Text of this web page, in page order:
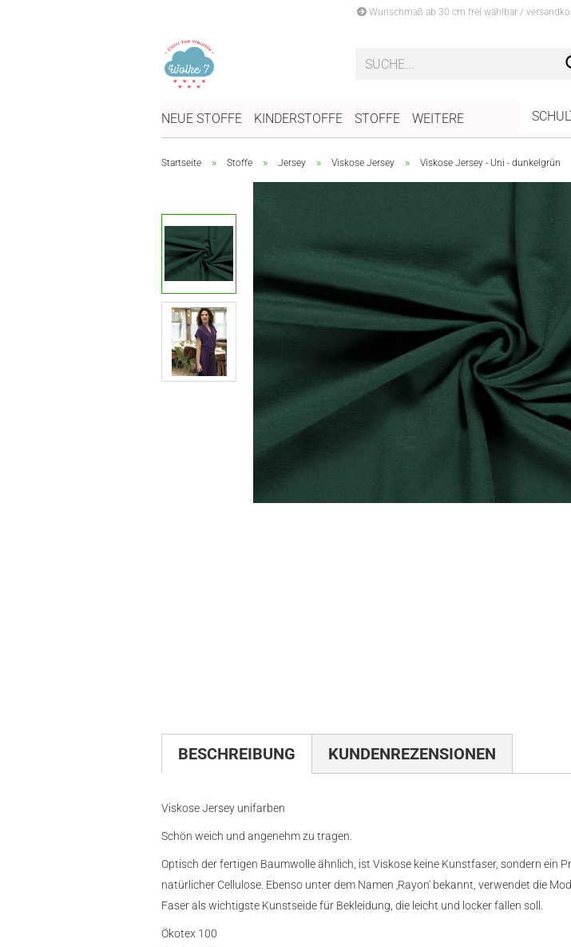
Wunschmaß ab 30 cm frei wählbar /
NEUE STOFFE KINDERSTOFFE STOFFE WEITERE
Startseite » Stoffe » Jersey » Viskose Jersey » Viskose Jersey - Uni - dunkelgrün
BESCHREIBUNG KUNDENREZENSIONEN
Viskose Jersey unifarben
Schön weich und angenehm zu tragen.
Optisch der fertigen Baumwolle ähnlich, ist Viskose keine Kunstfaser, sondern ein
natürlicher Cellulose. Ebenso unter dem Namen ‚Rayon' bekannt, verwendet die
Faser als wichtigste Kunstseide für Bekleidung, die leicht und locker fallen soll.
Ökotex 100